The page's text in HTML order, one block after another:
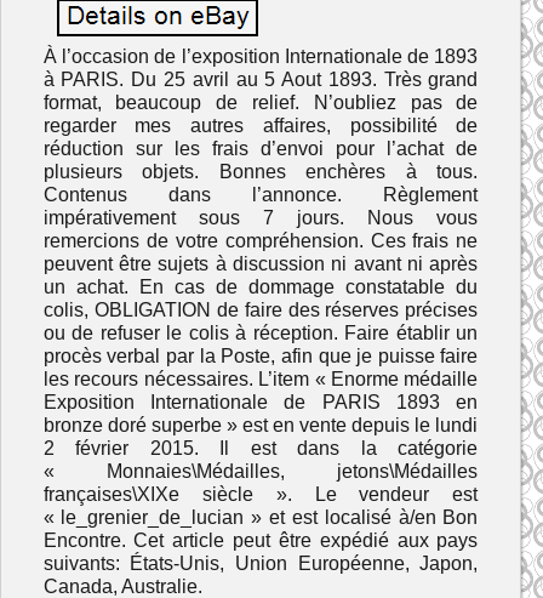
À l’occasion de l’exposition Internationale de 1893
à PARIS. Du 25 avril au 5 Aout 1893. Très grand
format, beaucoup de relief. N’oubliez pas de
regarder mes autres affaires, possibilité de
réduction sur les frais d’envoi pour l’achat de
plusieurs objets. Bonnes enchères à tous.
Contenus dans l’annonce. Règlement
impérativement sous 7 jours. Nous vous
remercions de votre compréhension. Ces frais ne
peuvent être sujets à discussion ni avant ni après
un achat. En cas de dommage constatable du
colis, OBLIGATION de faire des réserves précises
ou de refuser le colis à réception. Faire établir un
procès verbal par la Poste, afin que je puisse faire
les recours nécessaires. L’item « Enorme médaille
Exposition Internationale de PARIS 1893 en
bronze doré superbe » est en vente depuis le lundi
2 février 2015. Il est dans la catégorie
« Monnaies\Médailles, jetons\Médailles
françaises\XIXe siècle ». Le vendeur est
« le_grenier_de_lucian » et est localisé à/en Bon
Encontre. Cet article peut être expédié aux pays
suivants: États-Unis, Union Européenne, Japon,
Canada, Australie.